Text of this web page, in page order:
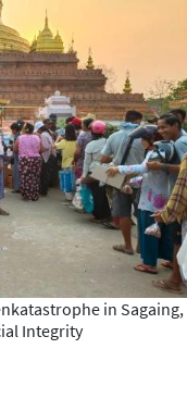
in Sagaing,
Integrity